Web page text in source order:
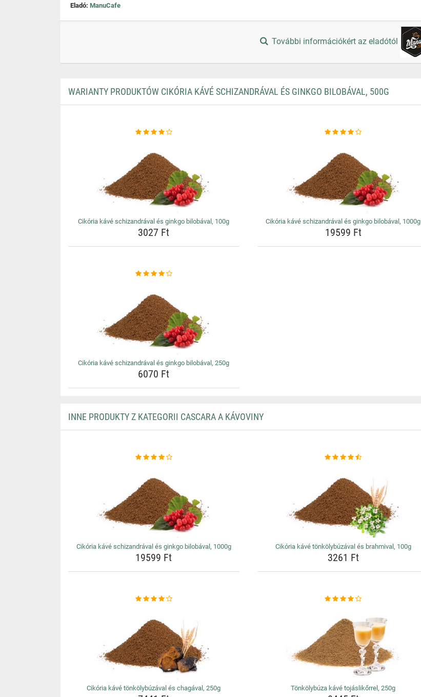
Eladó: ManuCafe
További információkért az eladótól
WARIANTY PRODUKTÓW CIKÓRIA KÁVÉ SCHIZANDRÁVAL ÉS GINKGO BILOBÁVAL, 500G
Cikória kávé schizandrával és ginkgo bilobával, 100g
3027 Ft
Cikória kávé schizandrával és ginkgo bilobával, 1000g
19599 Ft
Cikória kávé schizandrával és ginkgo bilobával, 250g
6070 Ft
INNE PRODUKTY Z KATEGORII CASCARA A KÁVOVINY
Cikória kávé schizandrával és ginkgo bilobával, 1000g
19599 Ft
Cikória kávé tönkölybúzával és brahmival, 100g
3261 Ft
Cikória kávé tönkölybúzával és chagával, 250g Tönkölybúza kávé tojáslikőrrel, 250g